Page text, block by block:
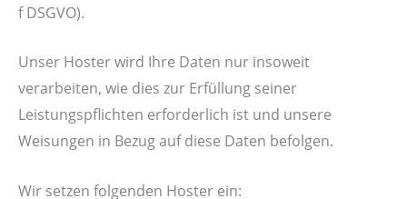
f DSGVO).
Unser Hoster wird Ihre Daten nur insoweit
verarbeiten, wie dies zur Erfüllung seiner
Leistungspflichten erforderlich ist und unsere
Weisungen in Bezug auf diese Daten befolgen.
Wir setzen folgenden Hoster ein: